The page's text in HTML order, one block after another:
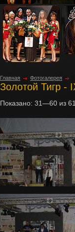
Главная Фотогалерея
Золотой Тигр -
Показано: 31—60 из